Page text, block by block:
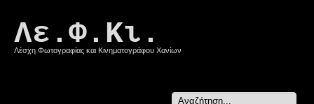
Λε.Φ.Κι.
Λέσχη Φωτογραφίας και Κινηματογράφου Χανίων
Search